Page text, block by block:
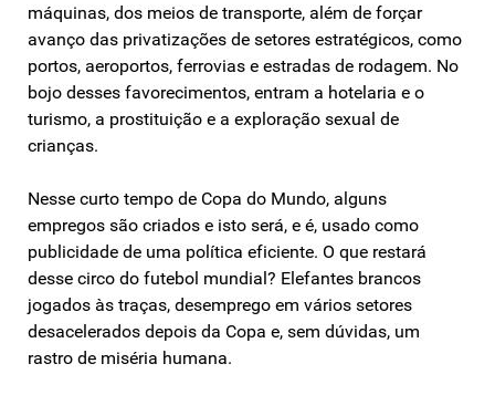
máquinas, dos meios de transporte, além de forçar
avanço das privatizações de setores estratégicos, como
portos, aeroportos, ferrovias e estradas de rodagem. No
bojo desses favorecimentos, entram a hotelaria e o
turismo, a prostituição e a exploração sexual de
crianças.
Nesse curto tempo de Copa do Mundo, alguns
empregos são criados e isto será, e é, usado como
publicidade de uma política eficiente. O que restará
desse circo do futebol mundial? Elefantes brancos
jogados às traças, desemprego em vários setores
desacelerados depois da Copa e, sem dúvidas, um
rastro de miséria humana.